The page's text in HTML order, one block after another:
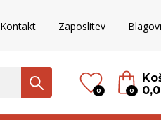
Kontakt Zaposlitev
0 0